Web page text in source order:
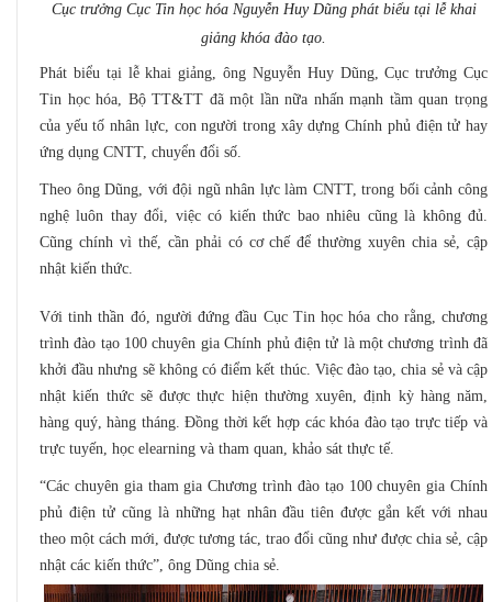
Cục trưởng Cục Tin học hóa Nguyễn Huy Dũng phát biểu tại lễ khai
giảng khóa đào tạo.
Phát biểu tại lễ khai giảng, ông Nguyễn Huy Dũng, Cục trưởng Cục
Tin học hóa, Bộ TT&TT đã một lần nữa nhấn mạnh tầm quan trọng
của yếu tố nhân lực, con người trong xây dựng Chính phủ điện tử hay
ứng dụng CNTT, chuyển đổi số.
Theo ông Dũng, với đội ngũ nhân lực làm CNTT, trong bối cảnh công
nghệ luôn thay đổi, việc có kiến thức bao nhiêu cũng là không đủ.
Cũng chính vì thế, cần phải có cơ chế để thường xuyên chia sẻ, cập
nhật kiến thức.
Với tinh thần đó, người đứng đầu Cục Tin học hóa cho rằng, chương
trình đào tạo 100 chuyên gia Chính phủ điện tử là một chương trình đã
khởi đầu nhưng sẽ không có điểm kết thúc. Việc đào tạo, chia sẻ và cập
nhật kiến thức sẽ được thực hiện thường xuyên, định kỳ hàng năm,
hàng quý, hàng tháng. Đồng thời kết hợp các khóa đào tạo trực tiếp và
trực tuyến, học elearning và tham quan, khảo sát thực tế.
“Các chuyên gia tham gia Chương trình đào tạo 100 chuyên gia Chính
phủ điện tử cũng là những hạt nhân đầu tiên được gắn kết với nhau
theo một cách mới, được tương tác, trao đổi cũng như được chia sẻ, cập
nhật các kiến thức”, ông Dũng chia sẻ.